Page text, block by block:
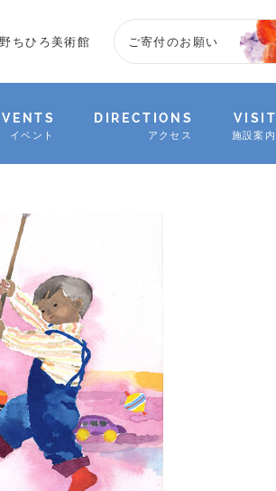
ちひろ美術館 ご寄付のお願い
イベント
DIRECTIONS
アクセス
VISIT
施設案内